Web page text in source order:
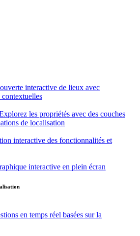
interactive de lieux avec
contextuelles
les propriétés avec des couches
de localisation
interactive des fonctionnalités et
interactive en plein écran
en temps réel basées sur la